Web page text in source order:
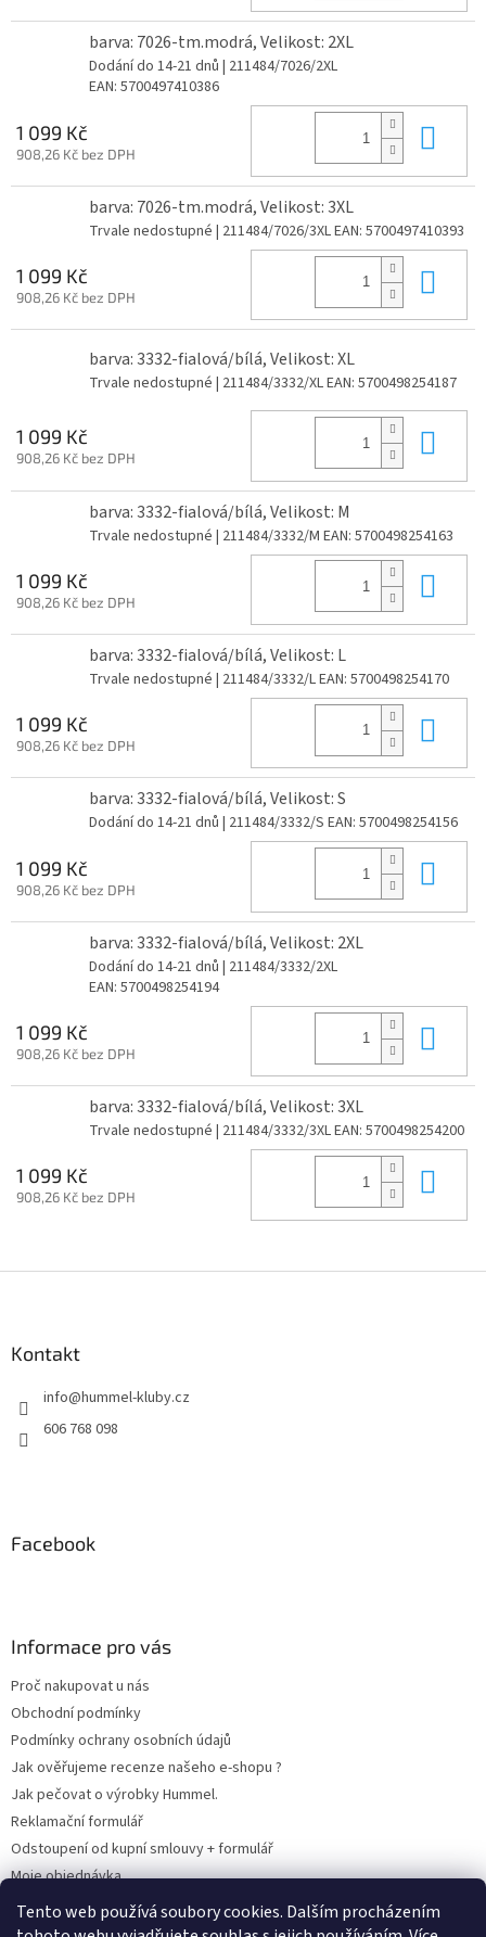
Tento web používá soubory cookies. Dalším procházením
barva: 7026-tm.modrá, Velikost: 2XL
Dodání do 14-21 dnů | 211484/7026/2XL
EAN: 5700497410386
1 099 Kč
908,26 Kč bez DPH
barva: 7026-tm.modrá, Velikost: 3XL
Trvale nedostupné | 211484/7026/3XLEAN: 5700497410393
1 099 Kč
908,26 Kč bez DPH
barva: 3332-fialová/bílá, Velikost: XL
Trvale nedostupné | 211484/3332/XLEAN: 5700498254187
1 099 Kč
908,26 Kč bez DPH
barva: 3332-fialová/bílá, Velikost: M
Trvale nedostupné | 211484/3332/M EAN: 5700498254163
1 099 Kč
908,26 Kč bez DPH
barva: 3332-fialová/bílá, Velikost: L
Trvale nedostupné | 211484/3332/LEAN: 5700498254170
1 099 Kč
908,26 Kč bez DPH
barva: 3332-fialová/bílá, Velikost: S
Dodání do 14-21 dnů | 211484/3332/S EAN: 5700498254156
1 099 Kč
908,26 Kč bez DPH
barva: 3332-fialová/bílá, Velikost: 2XL
Dodání do 14-21 dnů | 211484/3332/2XL
EAN: 5700498254194
1 099 Kč
908,26 Kč bez DPH
barva: 3332-fialová/bílá, Velikost: 3XL
Trvale nedostupné | 211484/3332/3XLEAN: 5700498254200
1 099 Kč
908,26 Kč bez DPH
Kontakt
info@hummel-kluby.cz
606 768 098
Facebook
Informace pro vás
Proč nakupovat u nás
Obchodní podmínky
Podmínky ochrany osobních údajů
Jak ověřujeme recenze našeho e-shopu ?
Jak pečovat o výrobky Hummel.
Reklamační formulář
Odstoupení od kupní smlouvy + formulář
Moje objednávka
Odstoupení od smlouvy